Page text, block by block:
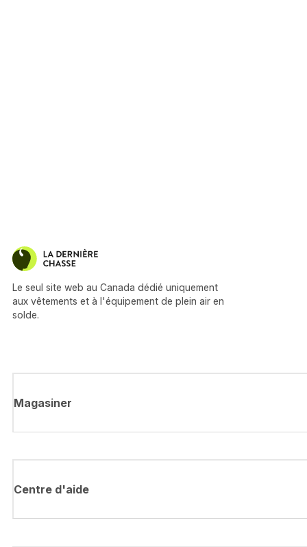
Le seul site web au Canada dédié uniquement
aux vêtements et à l'équipement de plein air en
solde.
Magasiner
Centre d'aide